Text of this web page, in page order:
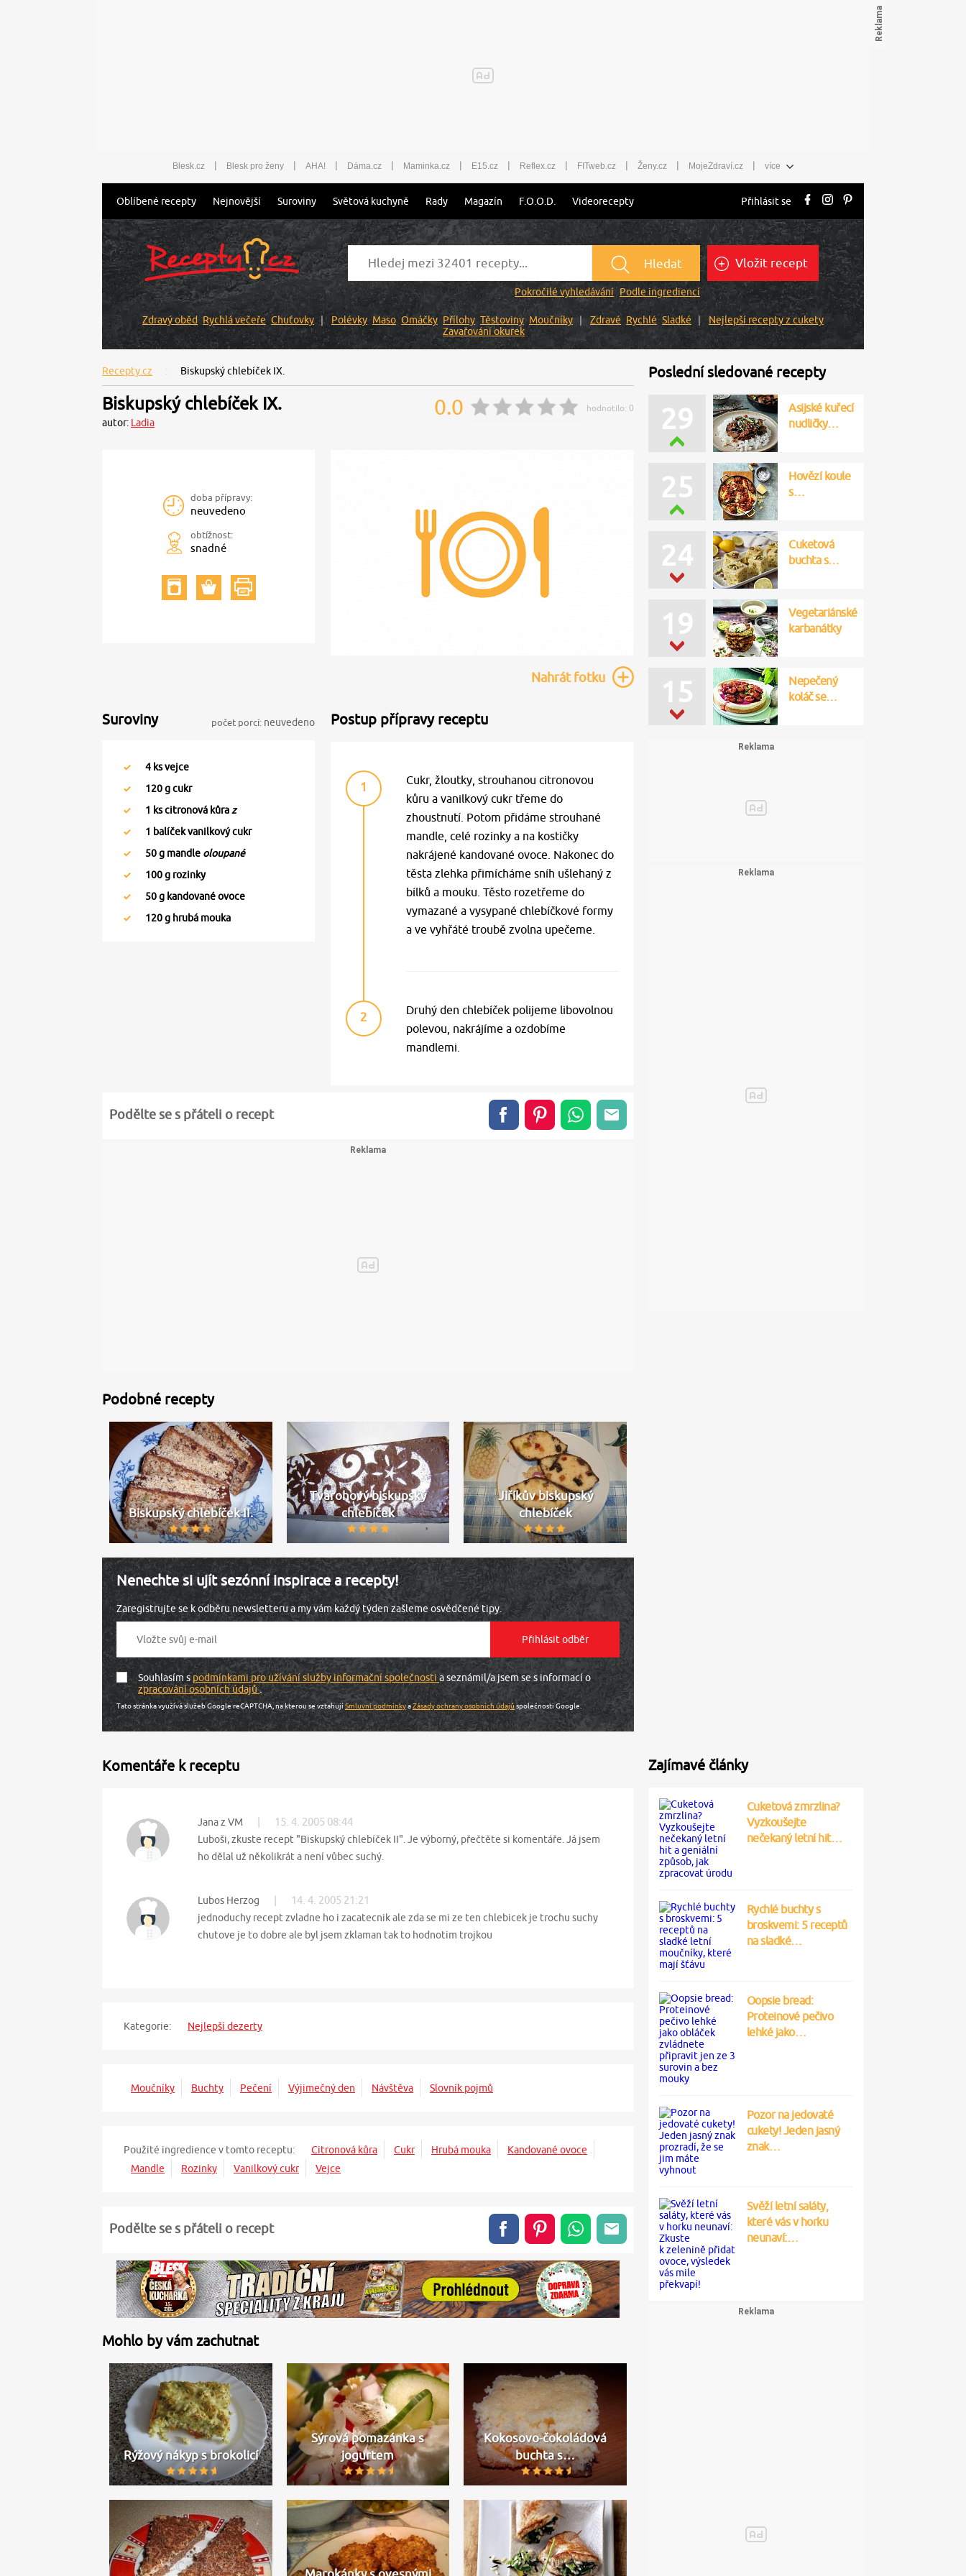
Blesk.cz | Blesk pro ženy | AHA! | Dáma.cz | Maminka.cz | E15.cz | Reflex.cz | FITweb.cz | Ženy.cz | MojeZdraví.cz | více
Oblíbené recepty Nejnovější Suroviny Světová kuchyně Rady Magazín F.O.O.D. Videorecepty Přihlásit se
Hledat
Pokročilé vyhledávání Podle ingrediencí
Vložit recept
Zdravý oběd Rychlá večeře Chuťovky Polévky Maso Omáčky Přílohy Těstoviny Moučníky Zdravé Rychlé Sladké
Nejlepší recepty z cukety
Zavařování okurek
Recepty.cz Biskupský chlebíček IX.
Biskupský chlebíček IX.
autor: Ladia
0.0 hodnotilo: 0
doba přípravy:
neuvedeno
obtížnost:
snadné
Nahrátfotku
Suroviny počet porcí: neuvedeno
4 ks vejce
120g cukr
1 ks citronová kůraz
1 balíček vanilkový cukr
50g mandle oloupané
100g rozinky
50g kandované ovoce
120g hrubá mouka
Postup přípravy receptu
1
Cukr, žloutky, strouhanou citronovou
kůru a vanilkový cukr třeme do
zhoustnutí. Potom přidáme strouhané
mandle, celé rozinky a na kostičky
nakrájené kandované ovoce. Nakonec do
těsta zlehka přimícháme sníh ušlehaný z
bílků a mouku. Těsto rozetřeme do
vymazané a vysypané chlebíčkové formy
a ve vyhřáté troubě zvolna upečeme.
2
Druhý den chlebíček polijeme libovolnou
polevou, nakrájíme a ozdobíme
mandlemi.
Podělte se s přáteli o recept
Podobné recepty
Biskupský chlebíček II.
Tvarohový biskupský
chlebíček
Jiříkův biskupský
chlebíček
Nenechte si ujít sezónní inspirace a recepty!
Zaregistrujte se k odběru newsletteru a my vám každý týden zašleme osvědčené tipy.
Souhlasím spodmínkami pro užívání služby informační společnosti a seznámil/a jsem se s informací o
zpracování osobních údajů.
Tato stránka využívá služeb Google reCAPTCHA, na kterou se vztahujíSmluvní podmínkyaZásady ochrany osobních údajůspolečnosti Google.
Komentáře k receptu
Jana z VM 15. 4. 2005 08:44
Luboši, zkuste recept "Biskupský chlebíček II". Je výborný, přečtěte si komentáře. Já jsem
ho dělal už několikrát a není vůbec suchý.
Lubos Herzog 14. 4. 2005 21:21
jednoduchy recept zvladne ho i zacatecnik ale zda se mi ze ten chlebicek je trochu suchy
chutove je to dobre ale byl jsem zklaman tak to hodnotim trojkou
Kategorie: Nejlepší dezerty
Moučníky Buchty Pečení Výjimečný den Návštěva Slovník pojmů
Použité ingredience v tomto receptu: Citronová kůra Cukr Hrubá mouka
Kandované ovoce
Mandle
Rozinky Vanilkový cukr Vejce
Podělte se s přáteli o recept
Mohlo by vám zachutnat
Rýžový nákyp s brokolicí
Sýrová pomazánka s
jogurtem
Kokosovo-čokoládová
buchta s…
Poslední sledované recepty
29
Asijské kuřecí
nudličky…
24
Cuketová
buchta s…
25
Hovězí koule
s…
19
Vegetariánské
karbanátky
15
Nepečený
koláč se…
Zajímavé články
Cuketová zmrzlina?
Vyzkoušejte
nečekaný letní hit…
Rychlé buchty s
broskvemi: 5 receptů
na sladké…
Oopsie bread:
Proteinové pečivo
lehké jako…
Pozor na jedovaté
cukety! Jeden jasný
znak…
Svěží letní saláty,
které vás v horku
neunaví:…